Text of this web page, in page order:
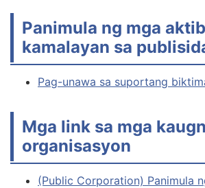
Panimula ng mga
kamalayan sa
Pag-unawa sa suportang
Mga link sa mga
organisasyon
(Public Corporation) Panimula